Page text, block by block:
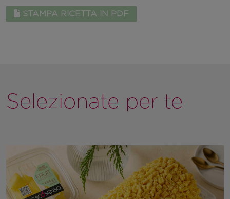
STAMPA RICETTA IN PDF
Selezionate per te